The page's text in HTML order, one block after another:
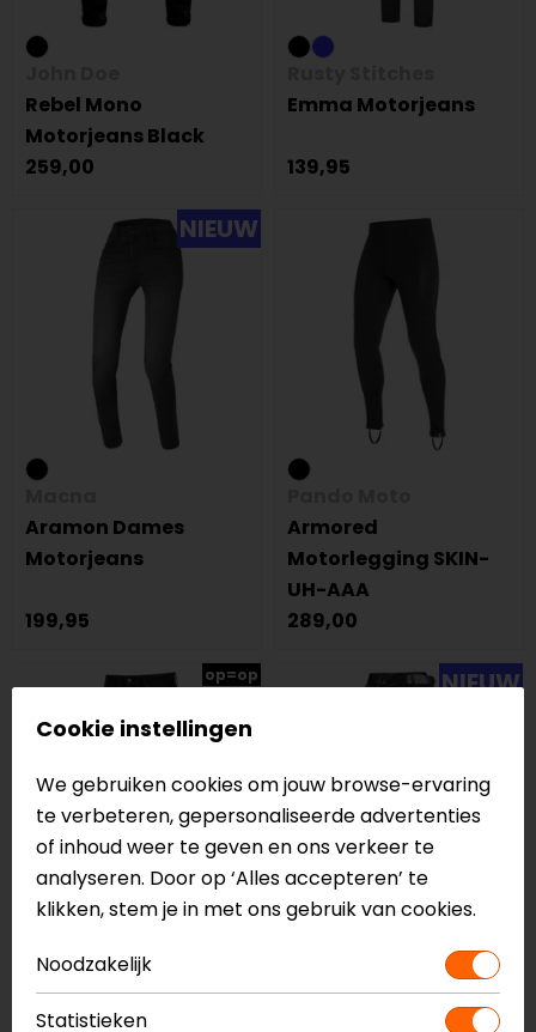
Rebel Mono
Motorjeans Black
259,00
Emma Motorjeans
139,95
NIEUW
Aramon Dames
Motorjeans
199,95
Armored
Motorlegging SKIN-
UH-AAA
289,00
op=op
Night City ARM
Motorjeans
NIEUW
Kaya Slim Dames
Cookie instellingen
We gebruiken cookies om jouw browse-ervaring
te verbeteren, gepersonaliseerde advertenties
of inhoud weer te geven en ons verkeer te
analyseren. Door op ‘Alles accepteren’ te
klikken, stem je in met ons gebruik van cookies.
Noodzakelijk
Statistieken